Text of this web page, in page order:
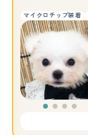
マイクロチップ装着